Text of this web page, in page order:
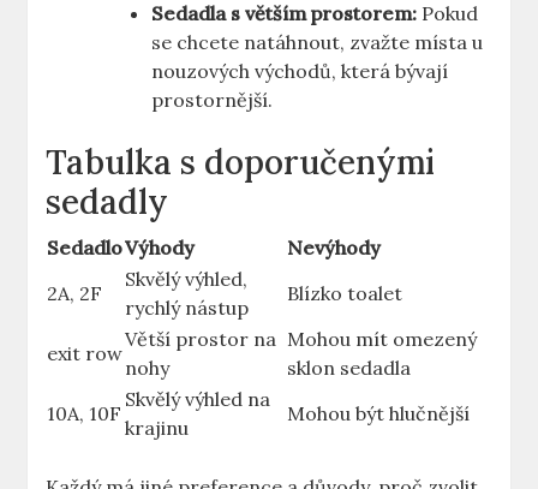
Sedadla s větším prostorem: Pokud
se chcete natáhnout, zvažte místa u
nouzových východů, která bývají
prostornější.
Tabulka s⁤ doporučenými
sedadly
SedadloVýhody
Nevýhody
2A, 2F
Skvělý⁤ výhled,
rychlý nástup
Blízko toalet
exit row
Větší prostor na‌
nohy
Mohou mít omezený
sklon sedadla
10A, 10F
Skvělý výhled​ na
krajinu
Mohou být hlučnější